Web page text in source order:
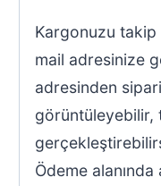
Kargonuzu
mail adresinize
adresinden
görüntüleyebilir,
Ödeme alanında